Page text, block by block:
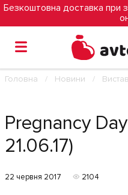
Безкоштовна доставка при
Головна Новини
Pregnancy
21.06.17)
22 червня 2017 2104